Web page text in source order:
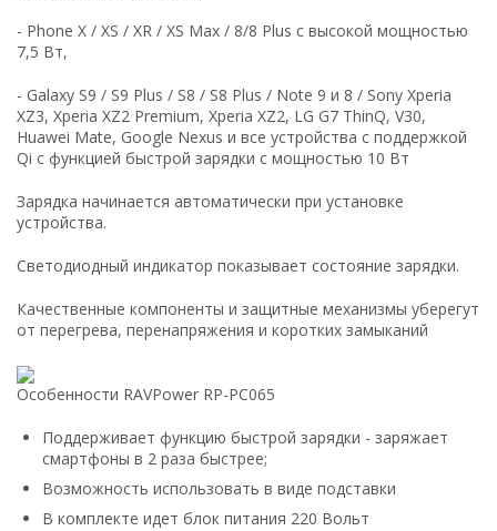
- Phone X / XS / XR / XS Max / 8/8 Plus с высокой мощностью
7,5 Вт,
- Galaxy S9 / S9 Plus / S8 / S8 Plus / Note 9 и 8 / Sony Xperia
XZ3, Xperia XZ2 Premium, Xperia XZ2, LG G7 ThinQ, V30,
Huawei Mate, Google Nexus и все устройства с поддержкой
Qi с функцией быстрой зарядки с мощностью 10 Вт
Зарядка начинается автоматически при установке
устройства.
Светодиодный индикатор показывает состояние зарядки.
Качественные компоненты и защитные механизмы уберегут
от перегрева, перенапряжения и коротких замыканий
Особенности RAVPower RP-PC065
Поддерживает функцию быстрой зарядки - заряжает
смартфоны в 2 раза быстрее;
Возможность использовать в виде подставки
В комплекте идет блок питания 220 Вольт